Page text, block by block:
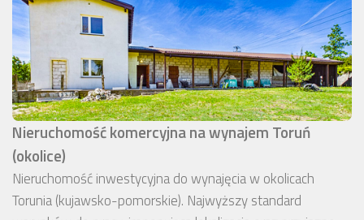
Nieruchomość komercyjna na wynajem Toruń
(okolice)
Nieruchomość inwestycyjna do wynajęcia w okolicach
Torunia (kujawsko-pomorskie). Najwyższy standard